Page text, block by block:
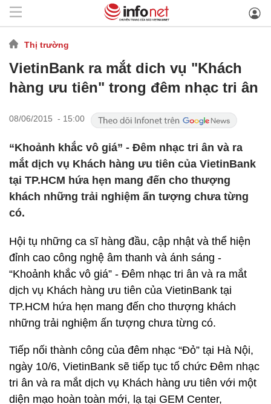
Thị trường
VietinBank ra mắt dich vụ "Khách
hàng ưu tiên" trong đêm nhạc tri ân
08/06/2015 - 15:00
“Khoảnh khắc vô giá” - Đêm nhạc tri ân và ra
mắt dịch vụ Khách hàng ưu tiên của VietinBank
tại TP.HCM hứa hẹn mang đến cho thượng
khách những trải nghiệm ấn tượng chưa từng
có.
Hội tụ những ca sĩ hàng đầu, cập nhật và thể hiện
đỉnh cao công nghệ âm thanh và ánh sáng -
“Khoảnh khắc vô giá” - Đêm nhạc tri ân và ra mắt
dịch vụ Khách hàng ưu tiên của VietinBank tại
TP.HCM hứa hẹn mang đến cho thượng khách
những trải nghiệm ấn tượng chưa từng có.
Tiếp nối thành công của đêm nhạc “Đỏ” tại Hà Nội,
ngày 10/6, VietinBank sẽ tiếp tục tổ chức Đêm nhạc
tri ân và ra mắt dịch vụ Khách hàng ưu tiên với một
diện mạo hoàn toàn mới, lạ tại GEM Center,